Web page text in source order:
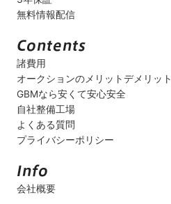
無料情報配信
諸費用
オークションのメリットデメリット
GBMなら安くて安心安全
自社整備工場
よくある質問
プライバシーポリシー
会社概要